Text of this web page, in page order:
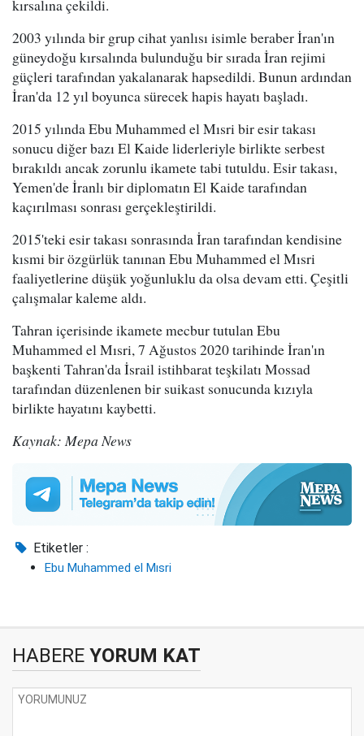
kırsalına çekildi.
2003 yılında bir grup cihat yanlısı isimle beraber İran'ın
güneydoğu kırsalında bulunduğu bir sırada İran rejimi
güçleri tarafından yakalanarak hapsedildi. Bunun ardından
İran'da 12 yıl boyunca sürecek hapis hayatı başladı.
2015 yılında Ebu Muhammed el Mısri bir esir takası
sonucu diğer bazı El Kaide liderleriyle birlikte serbest
bırakıldı ancak zorunlu ikamete tabi tutuldu. Esir takası,
Yemen'de İranlı bir diplomatın El Kaide tarafından
kaçırılması sonrası gerçekleştirildi.
2015'teki esir takası sonrasında İran tarafından kendisine
kısmi bir özgürlük tanınan Ebu Muhammed el Mısri
faaliyetlerine düşük yoğunluklu da olsa devam etti. Çeşitli
çalışmalar kaleme aldı.
Tahran içerisinde ikamete mecbur tutulan Ebu
Muhammed el Mısri, 7 Ağustos 2020 tarihinde İran'ın
başkenti Tahran'da İsrail istihbarat teşkilatı Mossad
tarafından düzenlenen bir suikast sonucunda kızıyla
birlikte hayatını kaybetti.
Kaynak: Mepa News
Etiketler :
Ebu Muhammed el Mısri
HABERE YORUM KAT